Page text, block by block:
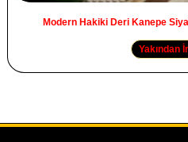
Modern Hakiki Deri Kanepe
Yakından